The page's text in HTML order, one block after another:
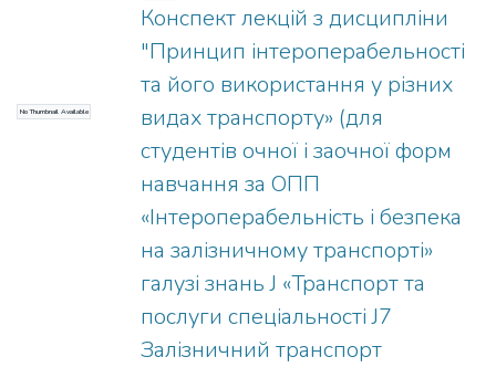
No Thumbnail Available
Конспект лекцій з дисципліни
"Принцип інтероперабельності
та його використання у різних
видах транспорту» (для
студентів очної і заочної форм
навчання за ОПП
«Інтероперабельність і безпека
на залізничному транспорті»
галузі знань J «Транспорт та
послуги спеціальності J7
Залізничний транспорт